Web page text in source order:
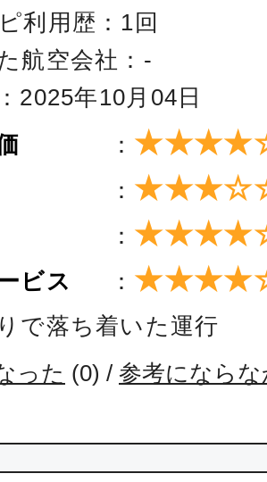
利用歴：1回
航空会社：-
2025年10月04日
：
：
：
ビス ：
で落ち着いた運行
った (0) / 参考になら